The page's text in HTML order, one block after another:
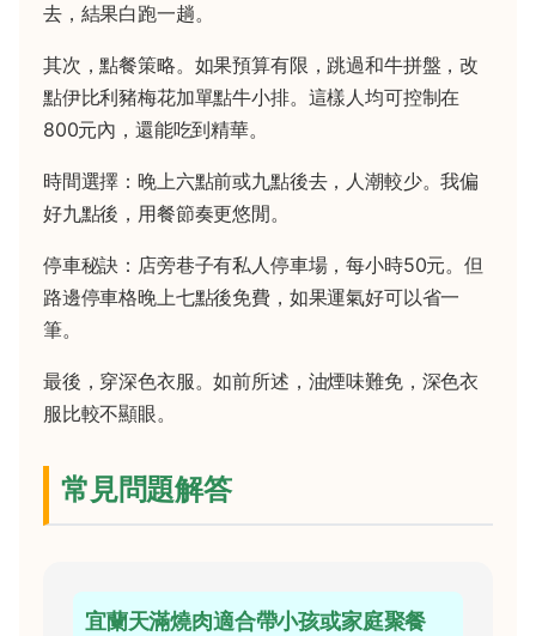
去，結果白跑一趟。
其次，點餐策略。如果預算有限，跳過和牛拼盤，改
點伊比利豬梅花加單點牛小排。這樣人均可控制在
800元內，還能吃到精華。
時間選擇：晚上六點前或九點後去，人潮較少。我偏
好九點後，用餐節奏更悠閒。
停車秘訣：店旁巷子有私人停車場，每小時50元。但
路邊停車格晚上七點後免費，如果運氣好可以省一
筆。
最後，穿深色衣服。如前所述，油煙味難免，深色衣
服比較不顯眼。
常見問題解答
宜蘭天滿燒肉適合帶小孩或家庭聚餐